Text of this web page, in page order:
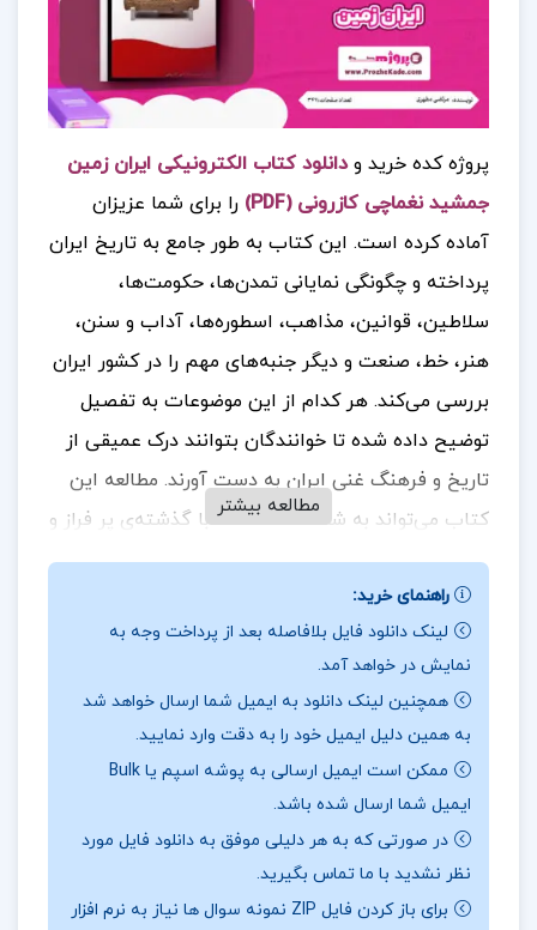
پروژه کده خرید ودانلود کتاب الکترونیکی ایران زمین
جمشید نغماچی کازرونی (PDF)
را برای شما عزیزان
آماده کرده است. این کتاب به طور جامع به تاریخ ایران
پرداخته و چگونگی نمایانی تمدن‌ها، حکومت‌ها،
سلاطین، قوانین، مذاهب، اسطوره‌ها، آداب و سنن،
هنر، خط، صنعت و دیگر جنبه‌های مهم را در کشور ایران
بررسی می‌کند. هر کدام از این موضوعات به تفصیل
توضیح داده شده تا خوانندگان بتوانند درک عمیقی از
تاریخ و فرهنگ غنی ایران به دست آورند. مطالعه این
کتاب می‌تواند به شما کمک کند تا با گذشته‌ی پر فراز و
نشیب ایران آشنا شوید و از میراث فرهنگی و تاریخی
این سرزمین بیشتر بهره‌مند شوید
های بیشتر پروژه کدهرا دنبال کنید.
درباره نویسنده کتاب ایران زمین جمشید نغماچی
۲۶ میلیون سال پیش برمی‌گردد. تحقیقات دانشمندان
نشان می‌دهد که در رسوبات دوران سوم، هیچ اثری از
انسان یافت نشده است. اما در اوایل دوران چهارم
مطالعه بیشتر
راهنمای خرید:
لینک دانلود فایل بلافاصله بعد از پرداخت وجه به
نمایش در خواهد آمد.
همچنین لینک دانلود به ایمیل شما ارسال خواهد شد
به همین دلیل ایمیل خود را به دقت وارد نمایید.
ممکن است ایمیل ارسالی به پوشه اسپم یا Bulk
ایمیل شما ارسال شده باشد.
در صورتی که به هر دلیلی موفق به دانلود فایل مورد
نظر نشدید با ما تماس بگیرید.
برای باز کردن فایل ZIP نمونه سوال ها نیاز به نرم افزار